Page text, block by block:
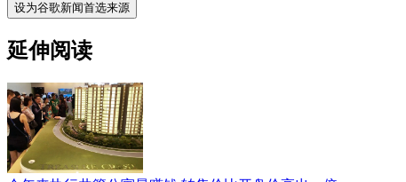
设为谷歌新闻首选来源
延伸阅读